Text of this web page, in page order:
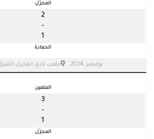
المجزّل
2
-
1
الحمادة
29 نوفمبر، 2024 ملعب نادي المجزل (تمير)
العلمين
3
-
1
المجزّل